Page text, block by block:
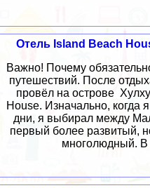
Отель Island Beach
Важно! Почему
путешествий. После
провёл на острове
House. Изначально, когда
дни, я выбирал между
первый более развитый,
многолюдный.